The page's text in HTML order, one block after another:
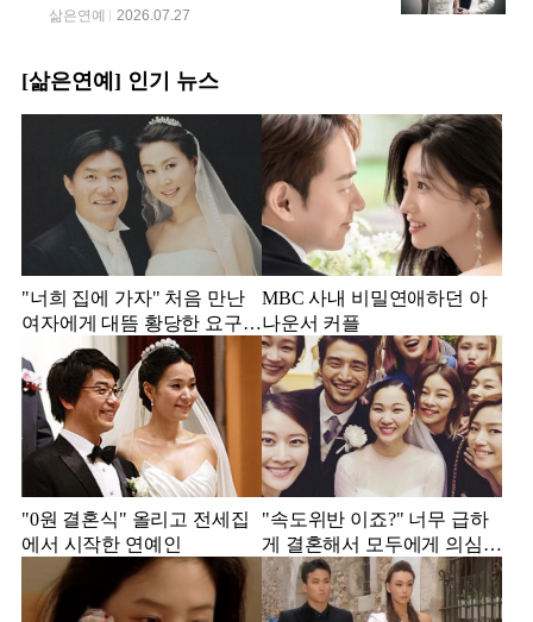
삶은연예 2026.07.27
[삶은연예] 인기 뉴스
"너희 집에 가자" 처음 만난
여자에게 대뜸 황당한 요구
했다는 MBC 아나운서
MBC 사내 비밀연애하던 아
나운서 커플
"0원 결혼식" 올리고 전세집
에서 시작한 연예인
"속도위반 이죠?" 너무 급하
게 결혼해서 모두에게 의심
받았던 스타